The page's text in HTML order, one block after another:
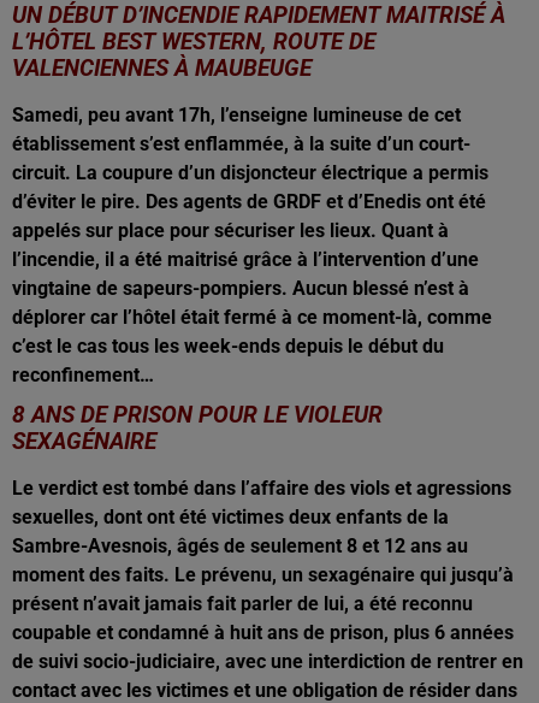
UN DÉBUT D’INCENDIE RAPIDEMENT MAITRISÉ À
L’HÔTEL BEST WESTERN, ROUTE DE
VALENCIENNES À MAUBEUGE
Samedi, peu avant 17h, l’enseigne lumineuse de cet
établissement s’est enflammée, à la suite d’un court-
circuit. La coupure d’un disjoncteur électrique a permis
d’éviter le pire. Des agents de GRDF et d’Enedis ont été
appelés sur place pour sécuriser les lieux. Quant à
l’incendie, il a été maitrisé grâce à l’intervention d’une
vingtaine de sapeurs-pompiers. Aucun blessé n’est à
déplorer car l’hôtel était fermé à ce moment-là, comme
c’est le cas tous les week-ends depuis le début du
reconfinement…
8 ANS DE PRISON POUR LE VIOLEUR
SEXAGÉNAIRE
Le verdict est tombé dans l’affaire des viols et agressions
sexuelles, dont ont été victimes deux enfants de la
Sambre-Avesnois, âgés de seulement 8 et 12 ans au
moment des faits. Le prévenu, un sexagénaire qui jusqu’à
présent n’avait jamais fait parler de lui, a été reconnu
coupable et condamné à huit ans de prison, plus 6 années
de suivi socio-judiciaire, avec une interdiction de rentrer en
contact avec les victimes et une obligation de résider dans